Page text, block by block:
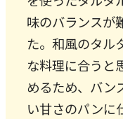
味のバランスが
た。和風のタル
な料理に合うと
めるため、バン
い甘さのパンに